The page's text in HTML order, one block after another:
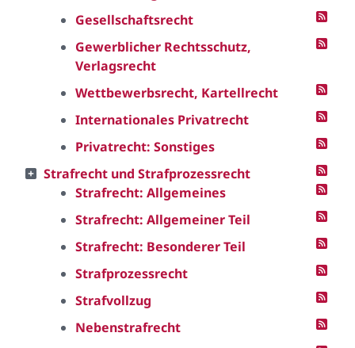
Gesellschaftsrecht
Gewerblicher Rechtsschutz,
Verlagsrecht
Wettbewerbsrecht, Kartellrecht
Internationales Privatrecht
Privatrecht: Sonstiges
Strafrecht und Strafprozessrecht
Strafrecht: Allgemeines
Strafrecht: Allgemeiner Teil
Strafrecht: Besonderer Teil
Strafprozessrecht
Strafvollzug
Nebenstrafrecht